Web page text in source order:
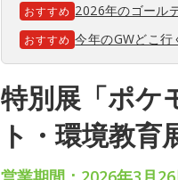
おすすめ 2026年のゴール
おすすめ 今年のGWどこ
特別展「ポケ
ト・環境教育